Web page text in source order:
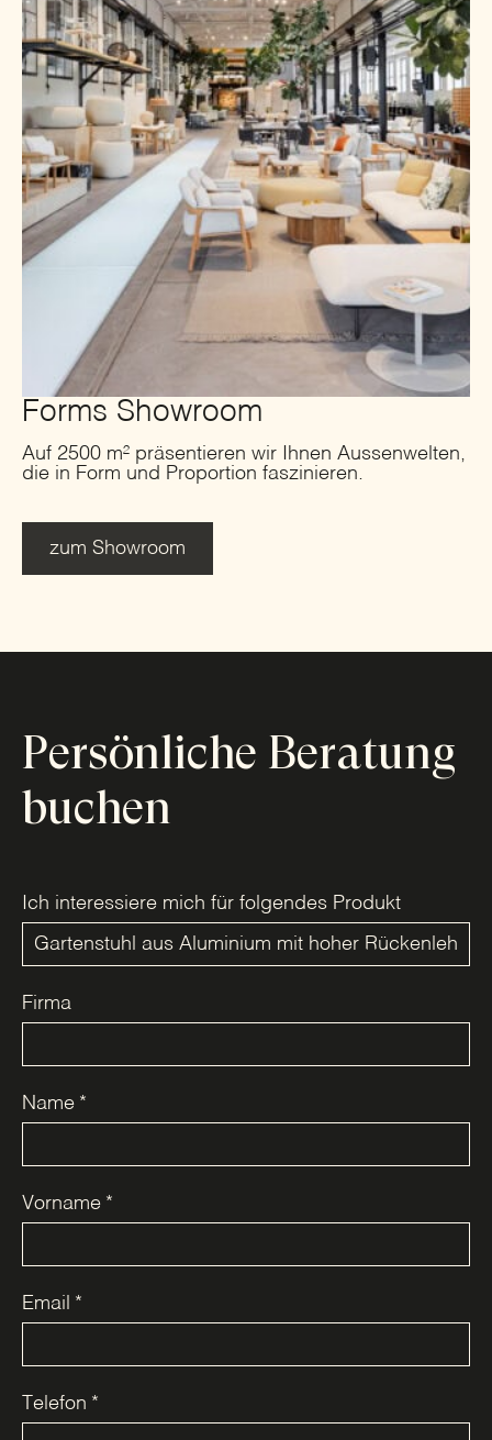
Forms Showroom
Auf 2500 m² präsentieren wir Ihnen Aussenwelten,
die in Form und Proportion faszinieren.
zum Showroom
Persönliche Beratung
buchen
Ich interessiere mich für folgendes Produkt
Firma
Name *
Vorname *
Email *
Telefon *